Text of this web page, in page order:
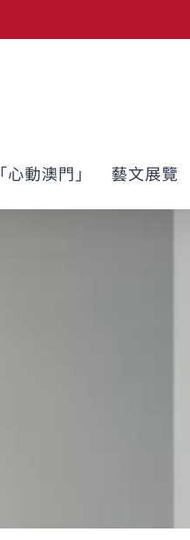
「心動澳門」 藝文展覽